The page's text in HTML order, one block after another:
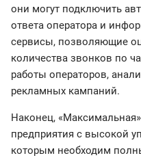
они могут подключить
ответа оператора и
сервисы, позволяющие
количества звонков по
работы операторов,
рекламных кампаний.
Наконец,
предприятия с высокой
которым необходим